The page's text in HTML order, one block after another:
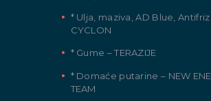
* Ulja, maziva, AD Blue, Antifriz
CYCLON
* Gume – TERAZIJE
* Domaće putarine – NEW
TEAM